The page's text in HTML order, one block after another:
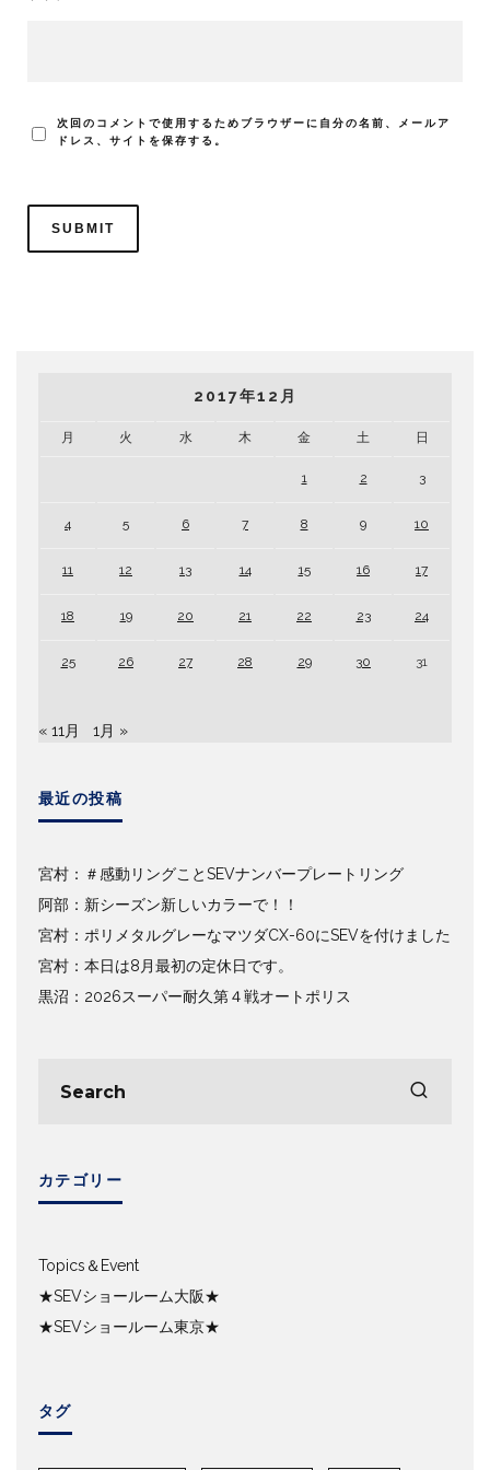
次回のコメントで使用するためブラウザーに自分の名前、メールア
ドレス、サイトを保存する。
2017年12月
月 火 水 木 金 土 日
1 2 3
4 5 6 7 8 9 10
11 12 13 14 15 16 17
18 19 20 21 22 23 24
25 26 27 28 29 30 31
« 11月 1月 »
最近の投稿
宮村：＃感動リングことSEVナンバープレートリング
阿部：新シーズン新しいカラーで！！
宮村：ポリメタルグレーなマツダCX-60にSEVを付けました
宮村：本日は8月最初の定休日です。
黒沼：2026スーパー耐久第４戦オートポリス
カテゴリー
Topics＆Event
★SEVショールーム大阪★
★SEVショールーム東京★
タグ